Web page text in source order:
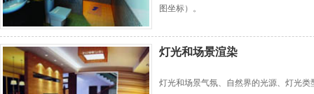
图坐标）。
灯光和场景渲染
灯光和场景气氛、自然界的光源、灯光类